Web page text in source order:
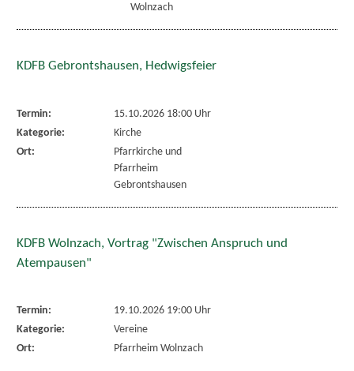
Wolnzach
KDFB Gebrontshausen, Hedwigsfeier
Termin:
15.10.2026 18:00 Uhr
Kategorie:
Kirche
Ort:
Pfarrkirche und
Pfarrheim
Gebrontshausen
KDFB Wolnzach, Vortrag "Zwischen Anspruch und
Atempausen"
Termin:
19.10.2026 19:00 Uhr
Kategorie:
Vereine
Ort:
Pfarrheim Wolnzach